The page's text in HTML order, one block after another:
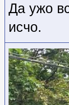
Да ужо
исчо.